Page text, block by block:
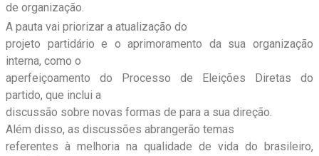
de organização.
A pauta vai priorizar a atualização do
projeto partidário e o aprimoramento da sua organização
interna, como o
aperfeiçoamento do Processo de Eleições Diretas do
partido, que inclui a
discussão sobre novas formas de para a sua direção.
Além disso, as discussões abrangerão temas
referentes à melhoria na qualidade de vida do brasileiro,